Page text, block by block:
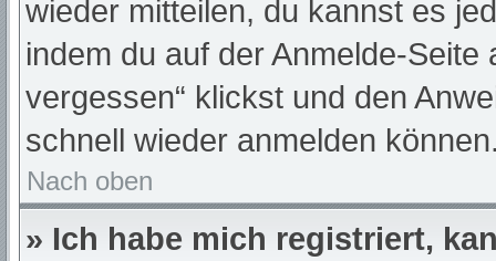
wieder mitteilen, du kannst es
indem du auf der Anmelde-Seite
vergessen“ klickst und den
schnell wieder anmelden
Nach oben
» Ich habe mich registriert,